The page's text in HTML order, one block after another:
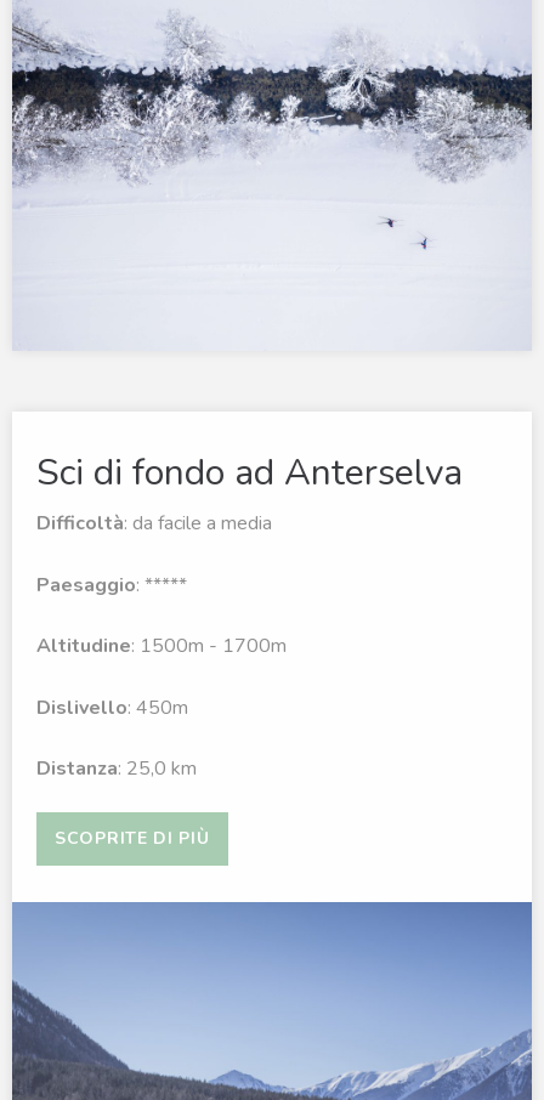
Sci di fondo ad Anterselva
Difficoltà: da facile a media
Paesaggio: *****
Altitudine: 1500m - 1700m
Dislivello: 450m
Distanza: 25,0 km
SCOPRITE DI PIÙ